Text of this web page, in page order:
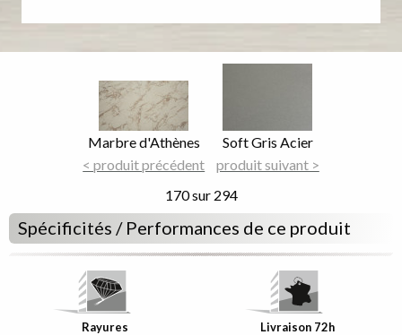
Image
Focus
Nom
du
Marbre d'Athènes
< produit précédent
Nom
du
Soft Gris Acier
produit suivant >
170 sur 294
Spécificités / Performances de ce produit
Rayures Livraison 72h